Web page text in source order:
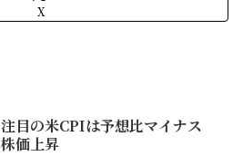
X
注目の米CPIは予想比マイナス
株価上昇